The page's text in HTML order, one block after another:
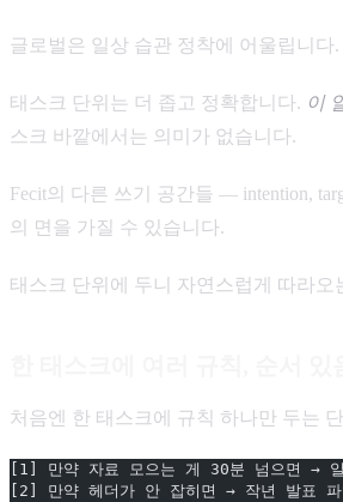
글로벌은 일상 습관 정착에 어울립니다.
태스크 단위는 더 좁고 정확합니다. 이
스크 바깥에서는 의미가 없습니다.
Fecit의 다른 쓰기 공간들 — intention,
의 면을 가질 수 있습니다.
태스크 단위에 두니 자연스럽게 따라오
처음엔 한 태스크에 규칙 하나만 두는
[1] 만약 자료 모으는 게 30분 넘으면 →
[2] 만약 헤더가 안 잡히면 → 작년 발표